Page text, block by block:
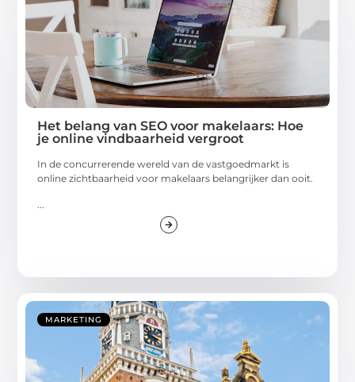
Het belang van SEO voor makelaars: Hoe
je online vindbaarheid vergroot
In de concurrerende wereld van de vastgoedmarkt is
online zichtbaarheid voor makelaars belangrijker dan ooit.
MARKETING